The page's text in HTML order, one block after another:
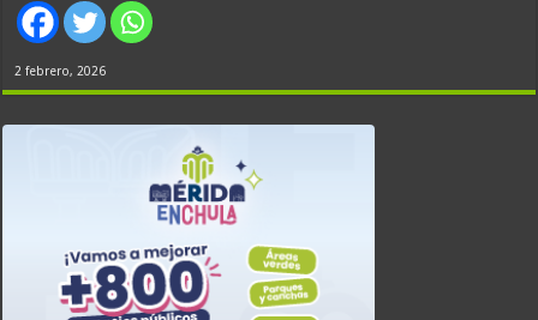
2 febrero, 2026